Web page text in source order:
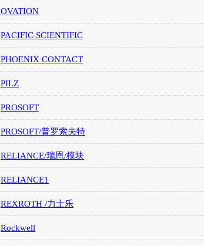
OVATION
PACIFIC SCIENTIFIC
PHOENIX CONTACT
PILZ
PROSOFT
PROSOFT/普罗索夫特
RELIANCE/瑞恩/模块
RELIANCE1
REXROTH /力士乐
Rockwell